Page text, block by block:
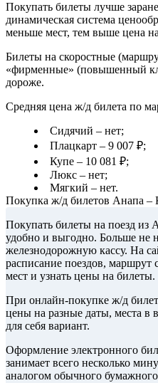
Покупать билеты лучше
динамическая система
меньше мест, тем выше цена
Билеты на скоростные
«фирменные» (повышенный
дороже.
Средняя цена ж/д билета по
Сидячий – нет;
Плацкарт – 9 007 ₽;
Купе – 10 081 ₽;
Люкс – нет;
Мягкий – нет.
Покупка ж/д билетов Анапа –
Покупать билеты на поезд из
удобно и выгодно. Больше не
железнодорожную кассу. На
расписание поездов, маршрут
мест и узнать цены на билеты.
При онлайн-покупке ж/д
цены на разные даты, места в
для себя вариант.
Оформление электронного
занимает всего несколько
аналогом обычного